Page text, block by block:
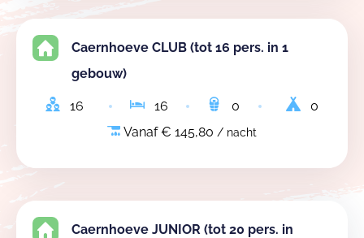
Caernhoeve CLUB (tot 16 pers. in 1
gebouw)
16 16 0
0
Vanaf € 145,80 / nacht
Caernhoeve JUNIOR (tot 20 pers. in